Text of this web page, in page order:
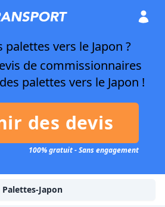
palettes vers le Japon ?
de commissionnaires
palettes vers le Japon !
des devis
100% gratuit - Sans engagement
Palettes-Japon